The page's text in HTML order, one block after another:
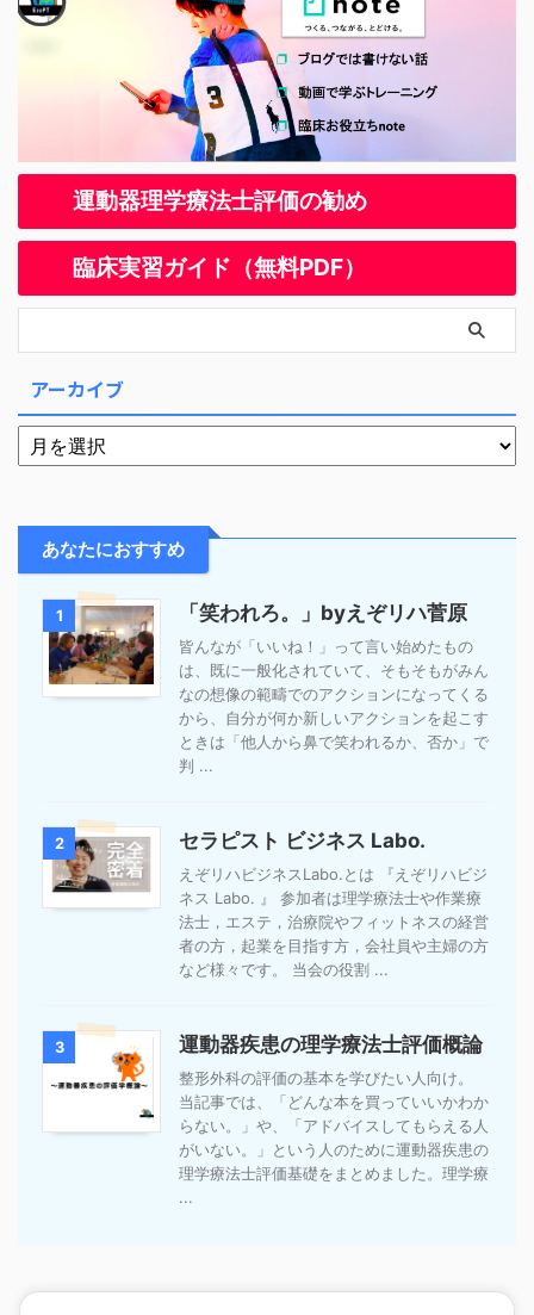
運動器理学療法士評価の勧め
臨床実習ガイド（無料PDF）
アーカイブ
あなたにおすすめ
1 「笑われろ。」byえぞリハ菅原
皆んなが「いいね！」って言い始めたもの
は、既に一般化されていて、そもそもがみん
なの想像の範疇でのアクションになってくる
から、自分が何か新しいアクションを起こす
ときは「他人から鼻で笑われるか、否か」で
判 ...
2 セラピスト ビジネス Labo.
えぞリハビジネスLabo.とは 『えぞリハビジ
ネス Labo. 』 参加者は理学療法士や作業療
法士，エステ，治療院やフィットネスの経営
者の方，起業を目指す方，会社員や主婦の方
など様々です。 当会の役割 ...
3 運動器疾患の理学療法士評価概論
整形外科の評価の基本を学びたい人向け。
当記事では、「どんな本を買っていいかわか
らない。」や、「アドバイスしてもらえる人
がいない。」という人のために運動器疾患の
理学療法士評価基礎をまとめました。理学療
...